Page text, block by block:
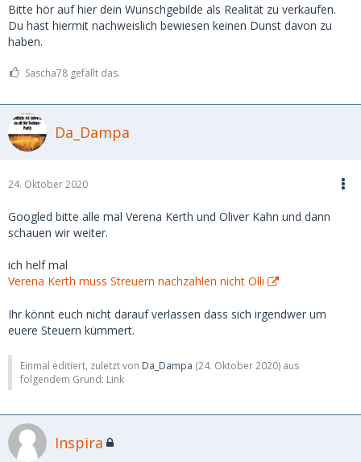
gibt. Auch was die Steuervorauszahlung des naechsten
Jahres angeht.
sein.
Fazit: Informieren, vorbereiten und alles ist gut
Bitte hör auf hier dein Wunschgebilde als Realität zu verkaufen.
Du hast hiermit nachweislich bewiesen keinen Dunst davon zu
haben.
Sascha78 gefällt das.
Da_Dampa
24. Oktober 2020
Googled bitte alle mal Verena Kerth und Oliver Kahn und dann
schauen wir weiter.
ich helf mal
Verena Kerth muss Streuern nachzahlen nicht Olli
Ihr könnt euch nicht darauf verlassen dass sich irgendwer um
euere Steuern kümmert.
Einmal editiert, zuletzt von Da_Dampa (24. Oktober 2020) aus
folgendem Grund: Link
Inspira